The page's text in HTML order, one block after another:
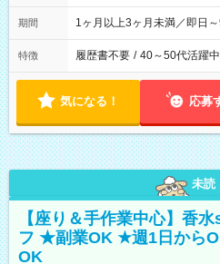
期間 1ヶ月以上3ヶ月未満／即日
特徴 履歴書不要 / 40～50代活躍中
気になる！ 応募
未読
【座り＆手作業中心】香
フ ★副業OK ★週1日から
OK